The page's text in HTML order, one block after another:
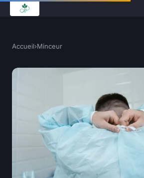
Accueil›Minceur